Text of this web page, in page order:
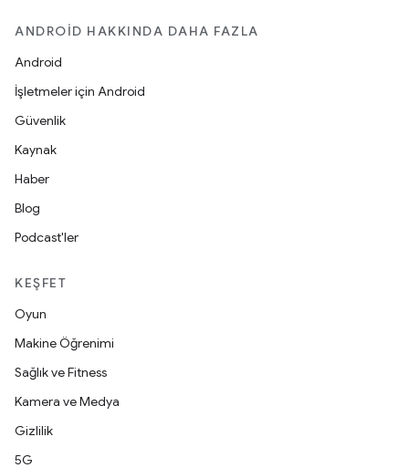
ANDROID HAKKINDA DAHA FAZLA
Android
İşletmeler için Android
Güvenlik
Kaynak
Haber
Blog
Podcast'ler
KEŞFET
Oyun
Makine Öğrenimi
Sağlık ve Fitness
Kamera ve Medya
Gizlilik
5G